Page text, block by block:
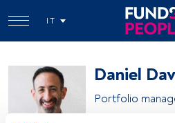
IT
Daniel
Portfolio